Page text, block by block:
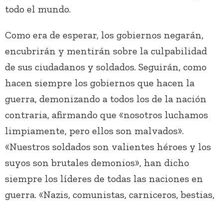
todo el mundo.
Como era de esperar, los gobiernos negarán,
encubrirán y mentirán sobre la culpabilidad
de sus ciudadanos y soldados. Seguirán, como
hacen siempre los gobiernos que hacen la
guerra, demonizando a todos los de la nación
contraria, afirmando que «nosotros luchamos
limpiamente, pero ellos son malvados».
«Nuestros soldados son valientes héroes y los
suyos son brutales demonios», han dicho
siempre los líderes de todas las naciones en
guerra. «Nazis, comunistas, carniceros, bestias,